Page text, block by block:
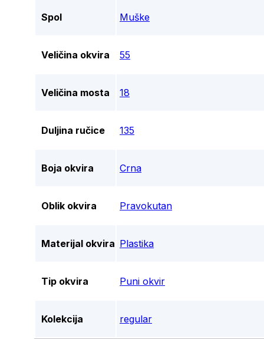
Spol Muške
Veličina okvira 55
Veličina mosta 18
Duljina ručice 135
Boja okvira Crna
Oblik okvira Pravokutan
Materijal okvira Plastika
Tip okvira Puni okvir
Kolekcija regular